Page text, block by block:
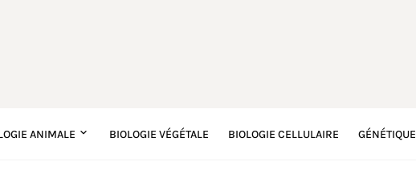
ANIMALE BIOLOGIE VÉGÉTALE BIOLOGIE CELLULAIRE GÉNÉTIQUE